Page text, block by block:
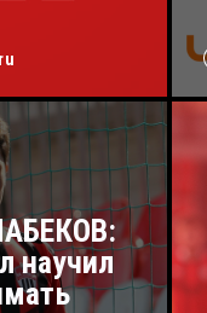
научил